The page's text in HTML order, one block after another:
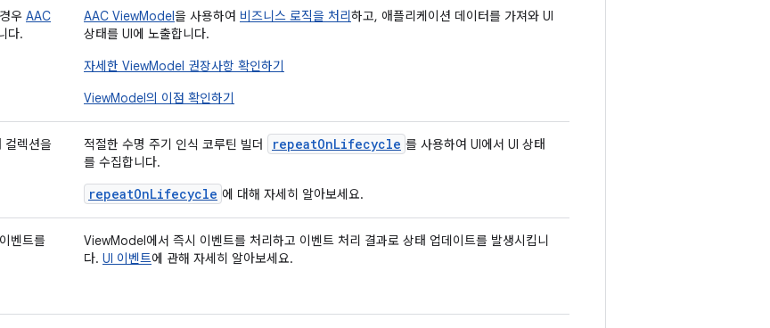
우 AAC
다.
AAC ViewModel을 사용하여 비즈니스 로직을 처리하고, 애플리케이션 데이터를 가져와 UI
상태를 UI에 노출합니다.
자세한 ViewModel 권장사항 확인하기
ViewModel의 이점 확인하기
컬렉션을
적절한 수명 주기 인식 코루틴 빌더 repeatOnLifecycle 를 사용하여 UI에서 UI 상태
를 수집합니다.
repeatOnLifecycle 에 대해 자세히 알아보세요.
벤트를
ViewModel에서 즉시 이벤트를 처리하고 이벤트 처리 결과로 상태 업데이트를 발생시킵니
다. UI 이벤트에 관해 자세히 알아보세요.